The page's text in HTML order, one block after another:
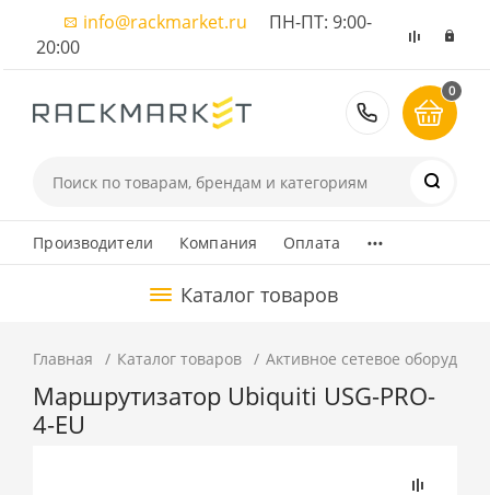
info@rackmarket.ru ПН-ПТ: 9:00-
20:00
8 (495)
0
Производители Компания Оплата ...
Каталог товаров
Главная Каталог товаров Активное сетевое
Маршрутизатор Ubiquiti USG-PRO-
4-EU